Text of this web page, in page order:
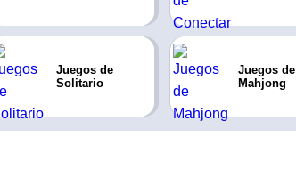
Juegos de
Solitario
Juegos de
Mahjong